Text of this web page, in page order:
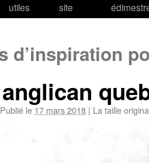
utiles
site
d’inspiration
Publié le 17 mars 2018 | La taille